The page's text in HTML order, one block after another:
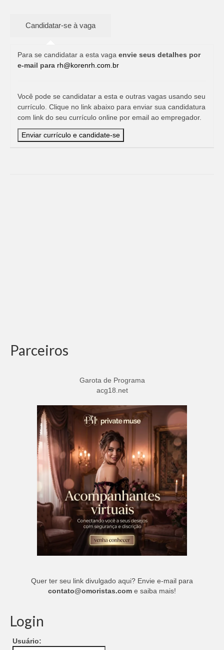
Para se candidatar a esta vaga envie seus detalhes por
e-mail para rh@korenrh.com.br
Você pode se candidatar a esta e outras vagas usando seu
currículo. Clique no link abaixo para enviar sua candidatura
com link do seu currículo online por email ao empregador.
Parceiros
Garota de Programa
acg18.net
Quer ter seu link divulgado aqui? Envie e-mail para
contato@omoristas.com e saiba mais!
Login
Usuário: